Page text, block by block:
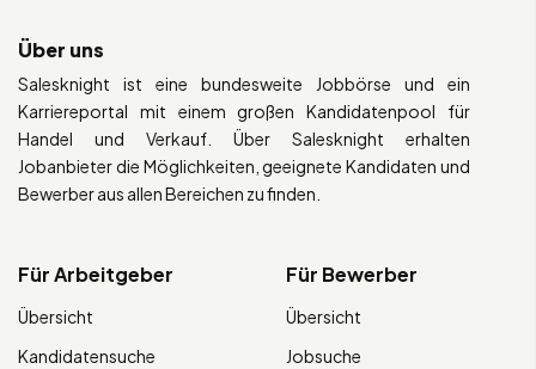
Über uns
Salesknight ist eine bundesweite Jobbörse und ein
Karriereportal mit einem großen Kandidatenpool für
Handel und Verkauf. Über Salesknight erhalten
Jobanbieter die Möglichkeiten, geeignete Kandidaten und
Bewerber aus allen Bereichen zu finden.
Für Arbeitgeber
Übersicht
Kandidatensuche
Für Bewerber
Übersicht
Jobsuche